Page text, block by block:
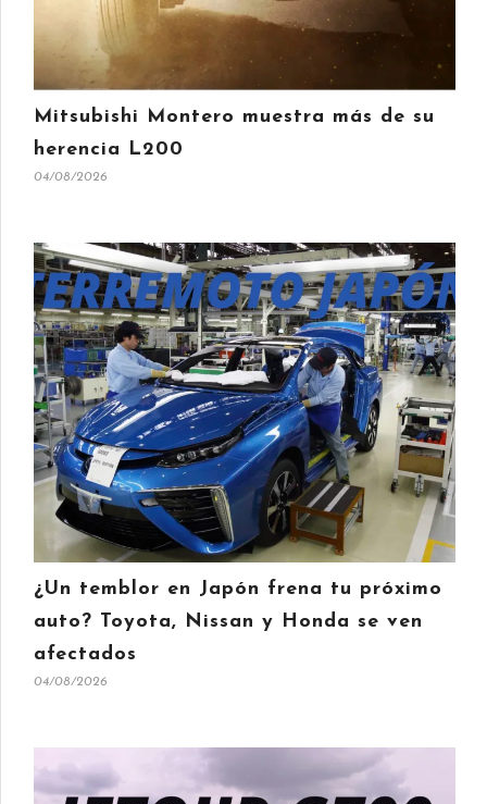
Mitsubishi Montero muestra más de su
herencia L200
04/08/2026
¿Un temblor en Japón frena tu próximo
auto? Toyota, Nissan y Honda se ven
afectados
04/08/2026